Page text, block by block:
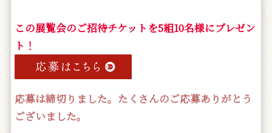
この展覧会のご招待チケットを5組10名様にプレゼン
ト！
応募は締切りました。たくさんのご応募ありがとう
ございました。